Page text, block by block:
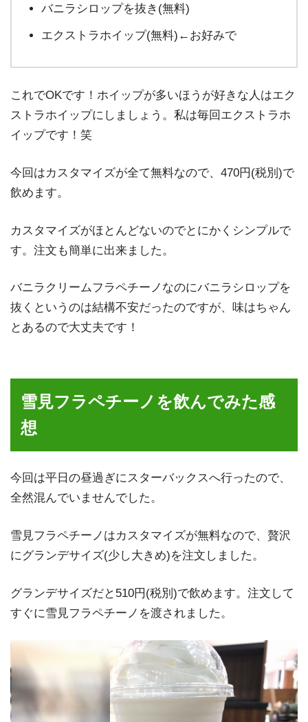
バニラシロップを抜き(無料)
エクストラホイップ(無料)←お好みで
これでOKです！ホイップが多いほうが好きな人はエク
ストラホイップにしましょう。私は毎回エクストラホ
イップです！笑
今回はカスタマイズが全て無料なので、470円(税別)で
飲めます。
カスタマイズがほとんどないのでとにかくシンプルで
す。注文も簡単に出来ました。
バニラクリームフラペチーノなのにバニラシロップを
抜くというのは結構不安だったのですが、味はちゃん
とあるので大丈夫です！
雪見フラペチーノを飲んでみた感
想
今回は平日の昼過ぎにスターバックスへ行ったので、
全然混んでいませんでした。
雪見フラペチーノはカスタマイズが無料なので、贅沢
にグランデサイズ(少し大きめ)を注文しました。
グランデサイズだと510円(税別)で飲めます。注文して
すぐに雪見フラペチーノを渡されました。